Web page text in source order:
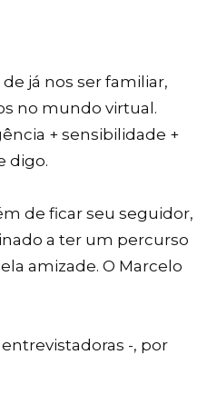
já nos ser familiar,
no mundo virtual.
+ sensibilidade +
digo.
de ficar seu seguidor,
a ter um percurso
amizade. O Marcelo
-, por